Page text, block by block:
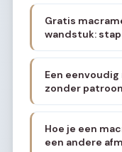
Gratis
wandstuk:
Een
zonder
Hoe je een
een andere